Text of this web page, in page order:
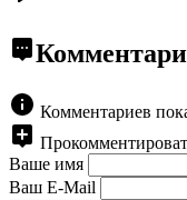
Комментариев
Ваше имя
Ваш E-Mail